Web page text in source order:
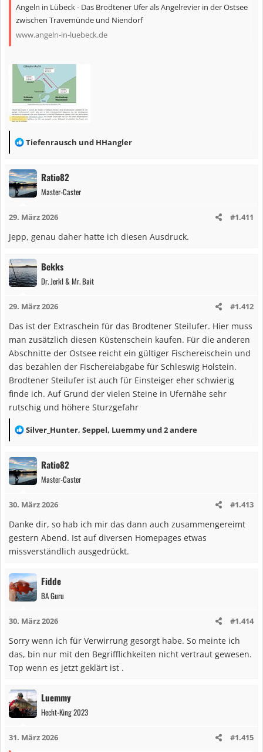
Angeln in Lübeck - Das Brodtener Ufer als Angelrevier in der Ostsee
zwischen Travemünde und Niendorf
www.angeln-in-luebeck.de
R
a
k
t
o
n
:
Tiefenrausch und HHangler
Ratio82
Master-Caster
29. März 2026 #1.411
Jepp, genau daher hatte ich diesen Ausdruck.
Bekks
Dr. Jerkl & Mr. Bait
29. März 2026 #1.412
Das ist der Extraschein für das Brodtener Steilufer. Hier muss
man zusätzlich diesen Küstenschein kaufen. Für die anderen
Abschnitte der Ostsee reicht ein gültiger Fischereischein und
das bezahlen der Fischereiabgabe für Schleswig Holstein.
Brodtener Steilufer ist auch für Einsteiger eher schwierig
finde ich. Auf Grund der vielen Steine in Ufernähe sehr
rutschig und höhere Sturzgefahr
R
a
k
t
o
n
Silver_Hunter, Seppel, Luemmyund 2 andere
Ratio82
Master-Caster
30. März 2026 #1.413
Danke dir, so hab ich mir das dann auch zusammengereimt
gestern Abend. Ist auf diversen Homepages etwas
missverständlich ausgedrückt.
Fidde
BA Guru
30. März 2026 #1.414
Sorry wenn ich für Verwirrung gesorgt habe. So meinte ich
das, bin nur mit den Begrifflichkeiten nicht vertraut gewesen.
Top wenn es jetzt geklärt ist .
Luemmy
Hecht-King 2023
31. März 2026 #1.415